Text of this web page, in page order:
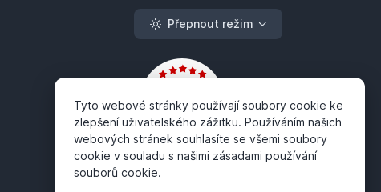
Přepnout režim
Tyto webové stránky používají soubory cookie ke
zlepšení uživatelského zážitku. Používáním našich
webových stránek souhlasíte se všemi soubory
cookie v souladu s našimi zásadami používání
souborů cookie.